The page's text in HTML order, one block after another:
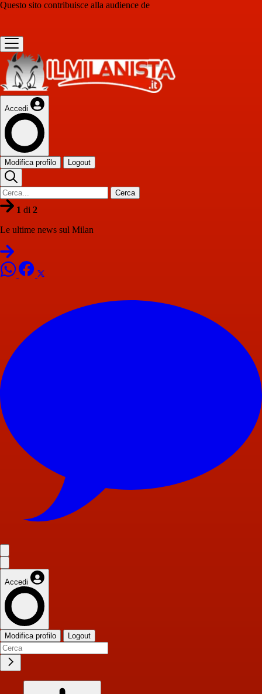
Questo sito contribuisce alla audience de
Accedi
Modifica profilo Logout
Cerca
1 di 2
Le ultime news sul Milan
Accedi
Modifica profilo Logout